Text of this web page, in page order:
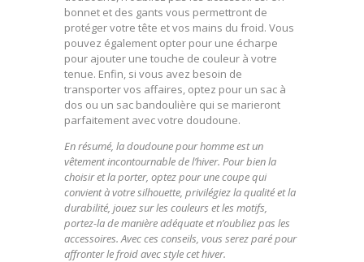
bonnet et des gants vous permettront de
protéger votre tête et vos mains du froid. Vous
pouvez également opter pour une écharpe
pour ajouter une touche de couleur à votre
tenue. Enfin, si vous avez besoin de
transporter vos affaires, optez pour un sac à
dos ou un sac bandoulière qui se marieront
parfaitement avec votre doudoune.
En résumé, la doudoune pour homme est un
vêtement incontournable de l’hiver. Pour bien la
choisir et la porter, optez pour une coupe qui
convient à votre silhouette, privilégiez la qualité et la
durabilité, jouez sur les couleurs et les motifs,
portez-la de manière adéquate et n’oubliez pas les
accessoires. Avec ces conseils, vous serez paré pour
affronter le froid avec style cet hiver.